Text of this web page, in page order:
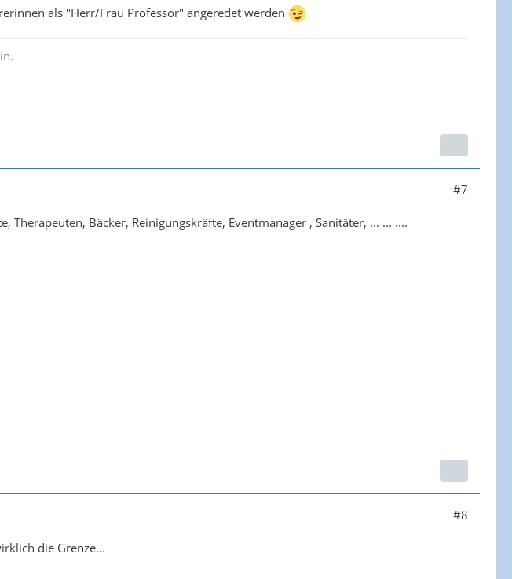
als "Herr/Frau Professor" angeredet werden
#7
Therapeuten, Bäcker, Reinigungskräfte, Eventmanager , Sanitäter, ... ... ....
#8
die Grenze...